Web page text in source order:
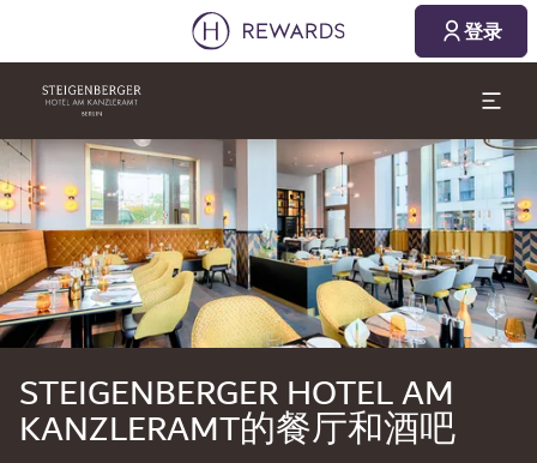
登录
幻灯片1 of1
STEIGENBERGER HOTEL AM
KANZLERAMT的餐厅和酒吧
2026/08/08